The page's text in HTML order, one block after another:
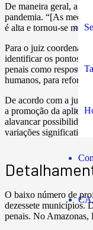
De maneira geral, a
pandemia. “[As
é alta e tornou-se
Para o juiz
identificar os pontos
penais como resposta
humanos, para
De acordo com a juíza
a promoção da
alavancar
variações
O baixo número de
dezessete municípios.
penais. No Amazonas,